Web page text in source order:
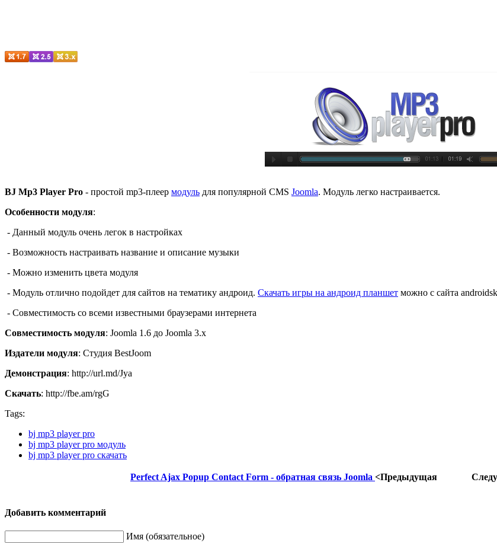
BJ Mp3 Player Pro - простой mp3-плеер модуль для популярной CMS Joomla. Модуль легко настраивается.
Особенности модуля:
- Данный модуль очень легок в настройках
- Возможность настраивать название и описание музыки
- Можно изменить цвета модуля
- Модуль отлично подойдет для сайтов на тематику андроид. Скачать игры на андроид планшет можно с сайта
- Совместимость со всеми известными браузерами интернета
Совместимость модуля: Joomla 1.6 до Joomla 3.x
Издатели модуля: Студия BestJoom
Демонстрация: http://url.md/Jya
Скачать: http://fbe.am/rgG
Tags:
bj mp3 player pro
bj mp3 player pro модуль
bj mp3 player pro скачать
Perfect Ajax Popup Contact Form - обратная связь Joomla <Предыдущая
Добавить комментарий
Имя (обязательное)